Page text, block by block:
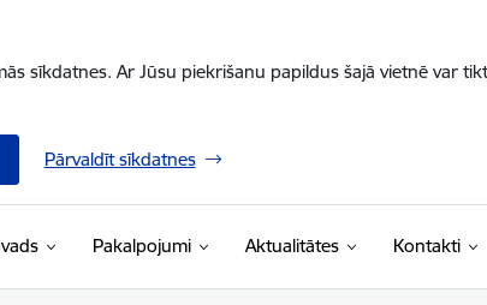
sīkdatnes. Ar Jūsu piekrišanu papildus šajā vietnē var
Pārvaldīt sīkdatnes
Pakalpojumi Aktualitātes Kontakti